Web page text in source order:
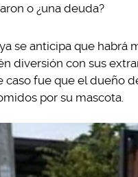
o ¿una deuda?
se anticipa que habrá
diversión con sus
caso fue que el dueño
por su mascota.